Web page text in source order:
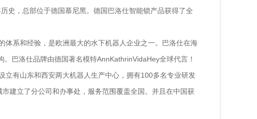
，总部位于德国慕尼黑。德国巴洛仕智能锁产品获得了全
系和经验，是欧洲最大的水下机器人企业之一。巴洛仕在海
巴洛仕品牌由德国著名模特AnnKathrinVidaHey全球代言！
有山东和西安两大机器人生产中心，拥有100多名专业研发
建立了分公司和办事处，服务范围覆盖全国。并且在中国获